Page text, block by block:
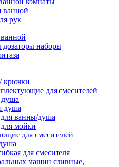
комнаты
ванной
рук
наборы
крючки
для смесителей
душа
ванны/душа
мойки
для смесителей
для смесителя
машин сливные,